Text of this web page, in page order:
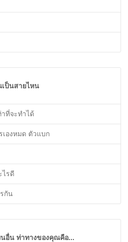
ป็นสายไหน
ที่จะทำได้
เองหมด ตัวแบก
ไรดี
กัน
นอื่น ท่าทางของคุณคือ...